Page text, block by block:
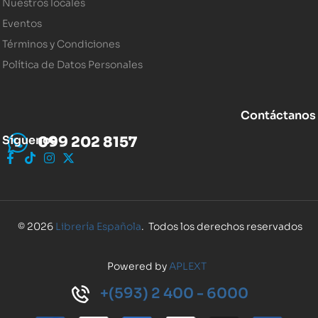
Nuestros locales
Eventos
Términos y Condiciones
Política de Datos Personales
Contáctanos
099 202 8157
Síguenos
© 2026 Librería Española. Todos los derechos reservados
Powered byAPLEXT
+(593) 2 400 - 6000